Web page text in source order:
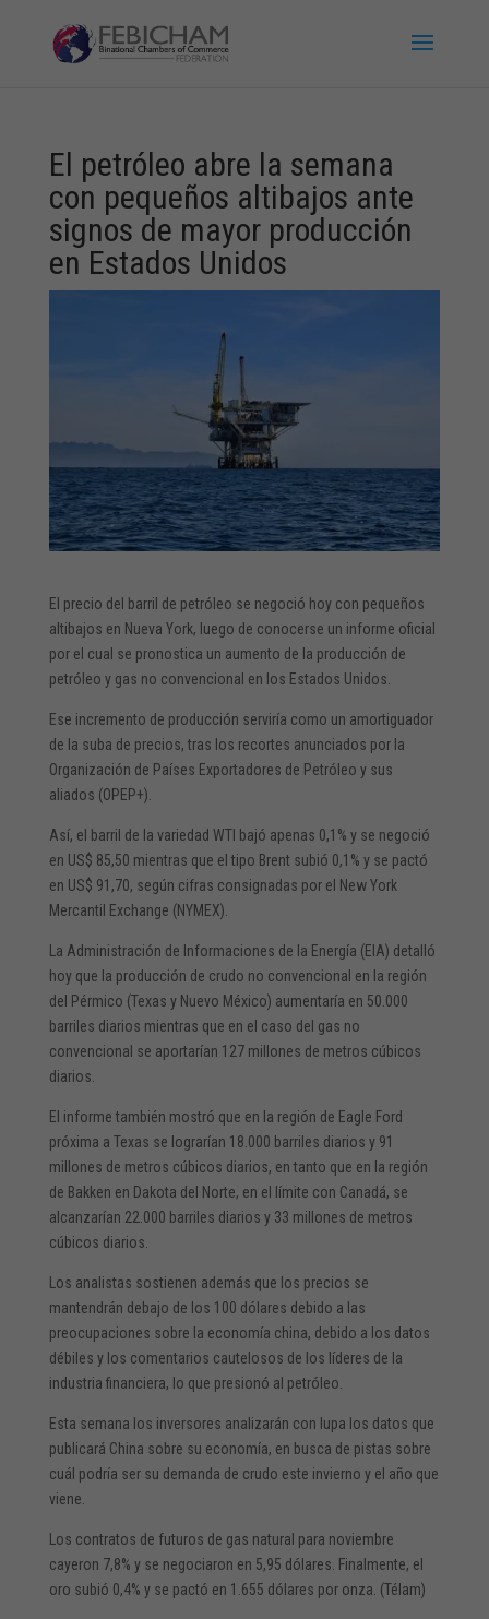
El petróleo abre la semana
con pequeños altibajos ante
signos de mayor producción
en Estados Unidos
El precio del barril de petróleo se negoció hoy con pequeños
altibajos en Nueva York, luego de conocerse un informe oficial
por el cual se pronostica un aumento de la producción de
petróleo y gas no convencional en los Estados Unidos.
Ese incremento de producción serviría como un amortiguador
de la suba de precios, tras los recortes anunciados por la
Organización de Países Exportadores de Petróleo y sus
aliados (OPEP+).
Así, el barril de la variedad WTI bajó apenas 0,1% y se negoció
en US$ 85,50 mientras que el tipo Brent subió 0,1% y se pactó
en US$ 91,70, según cifras consignadas por el New York
Mercantil Exchange (NYMEX).
La Administración de Informaciones de la Energía (EIA) detalló
hoy que la producción de crudo no convencional en la región
del Pérmico (Texas y Nuevo México) aumentaría en 50.000
barriles diarios mientras que en el caso del gas no
convencional se aportarían 127 millones de metros cúbicos
diarios.
El informe también mostró que en la región de Eagle Ford
próxima a Texas se lograrían 18.000 barriles diarios y 91
millones de metros cúbicos diarios, en tanto que en la región
de Bakken en Dakota del Norte, en el límite con Canadá, se
alcanzarían 22.000 barriles diarios y 33 millones de metros
cúbicos diarios.
Los analistas sostienen además que los precios se
mantendrán debajo de los 100 dólares debido a las
preocupaciones sobre la economía china, debido a los datos
débiles y los comentarios cautelosos de los líderes de la
industria financiera, lo que presionó al petróleo.
Esta semana los inversores analizarán con lupa los datos que
publicará China sobre su economía, en busca de pistas sobre
cuál podría ser su demanda de crudo este invierno y el año que
viene.
Los contratos de futuros de gas natural para noviembre
cayeron 7,8% y se negociaron en 5,95 dólares. Finalmente, el
oro subió 0,4% y se pactó en 1.655 dólares por onza. (Télam)